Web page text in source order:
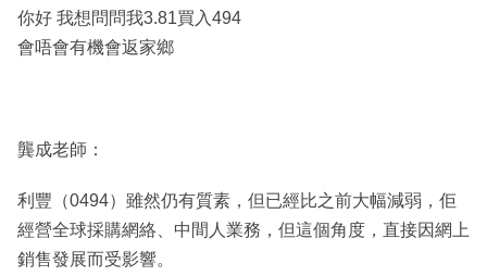
你好 我想問問我3.81買入494
會唔會有機會返家鄉
龔成老師：
利豐（0494）雖然仍有質素，但已經比之前大幅減弱，佢
經營全球採購網絡、中間人業務，但這個角度，直接因網上
銷售發展而受影響。